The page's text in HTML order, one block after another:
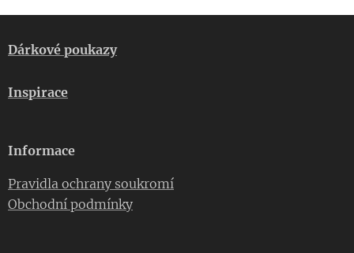
Dárkové poukazy
Inspirace
Informace
Pravidla ochrany soukromí
Obchodní podmínky